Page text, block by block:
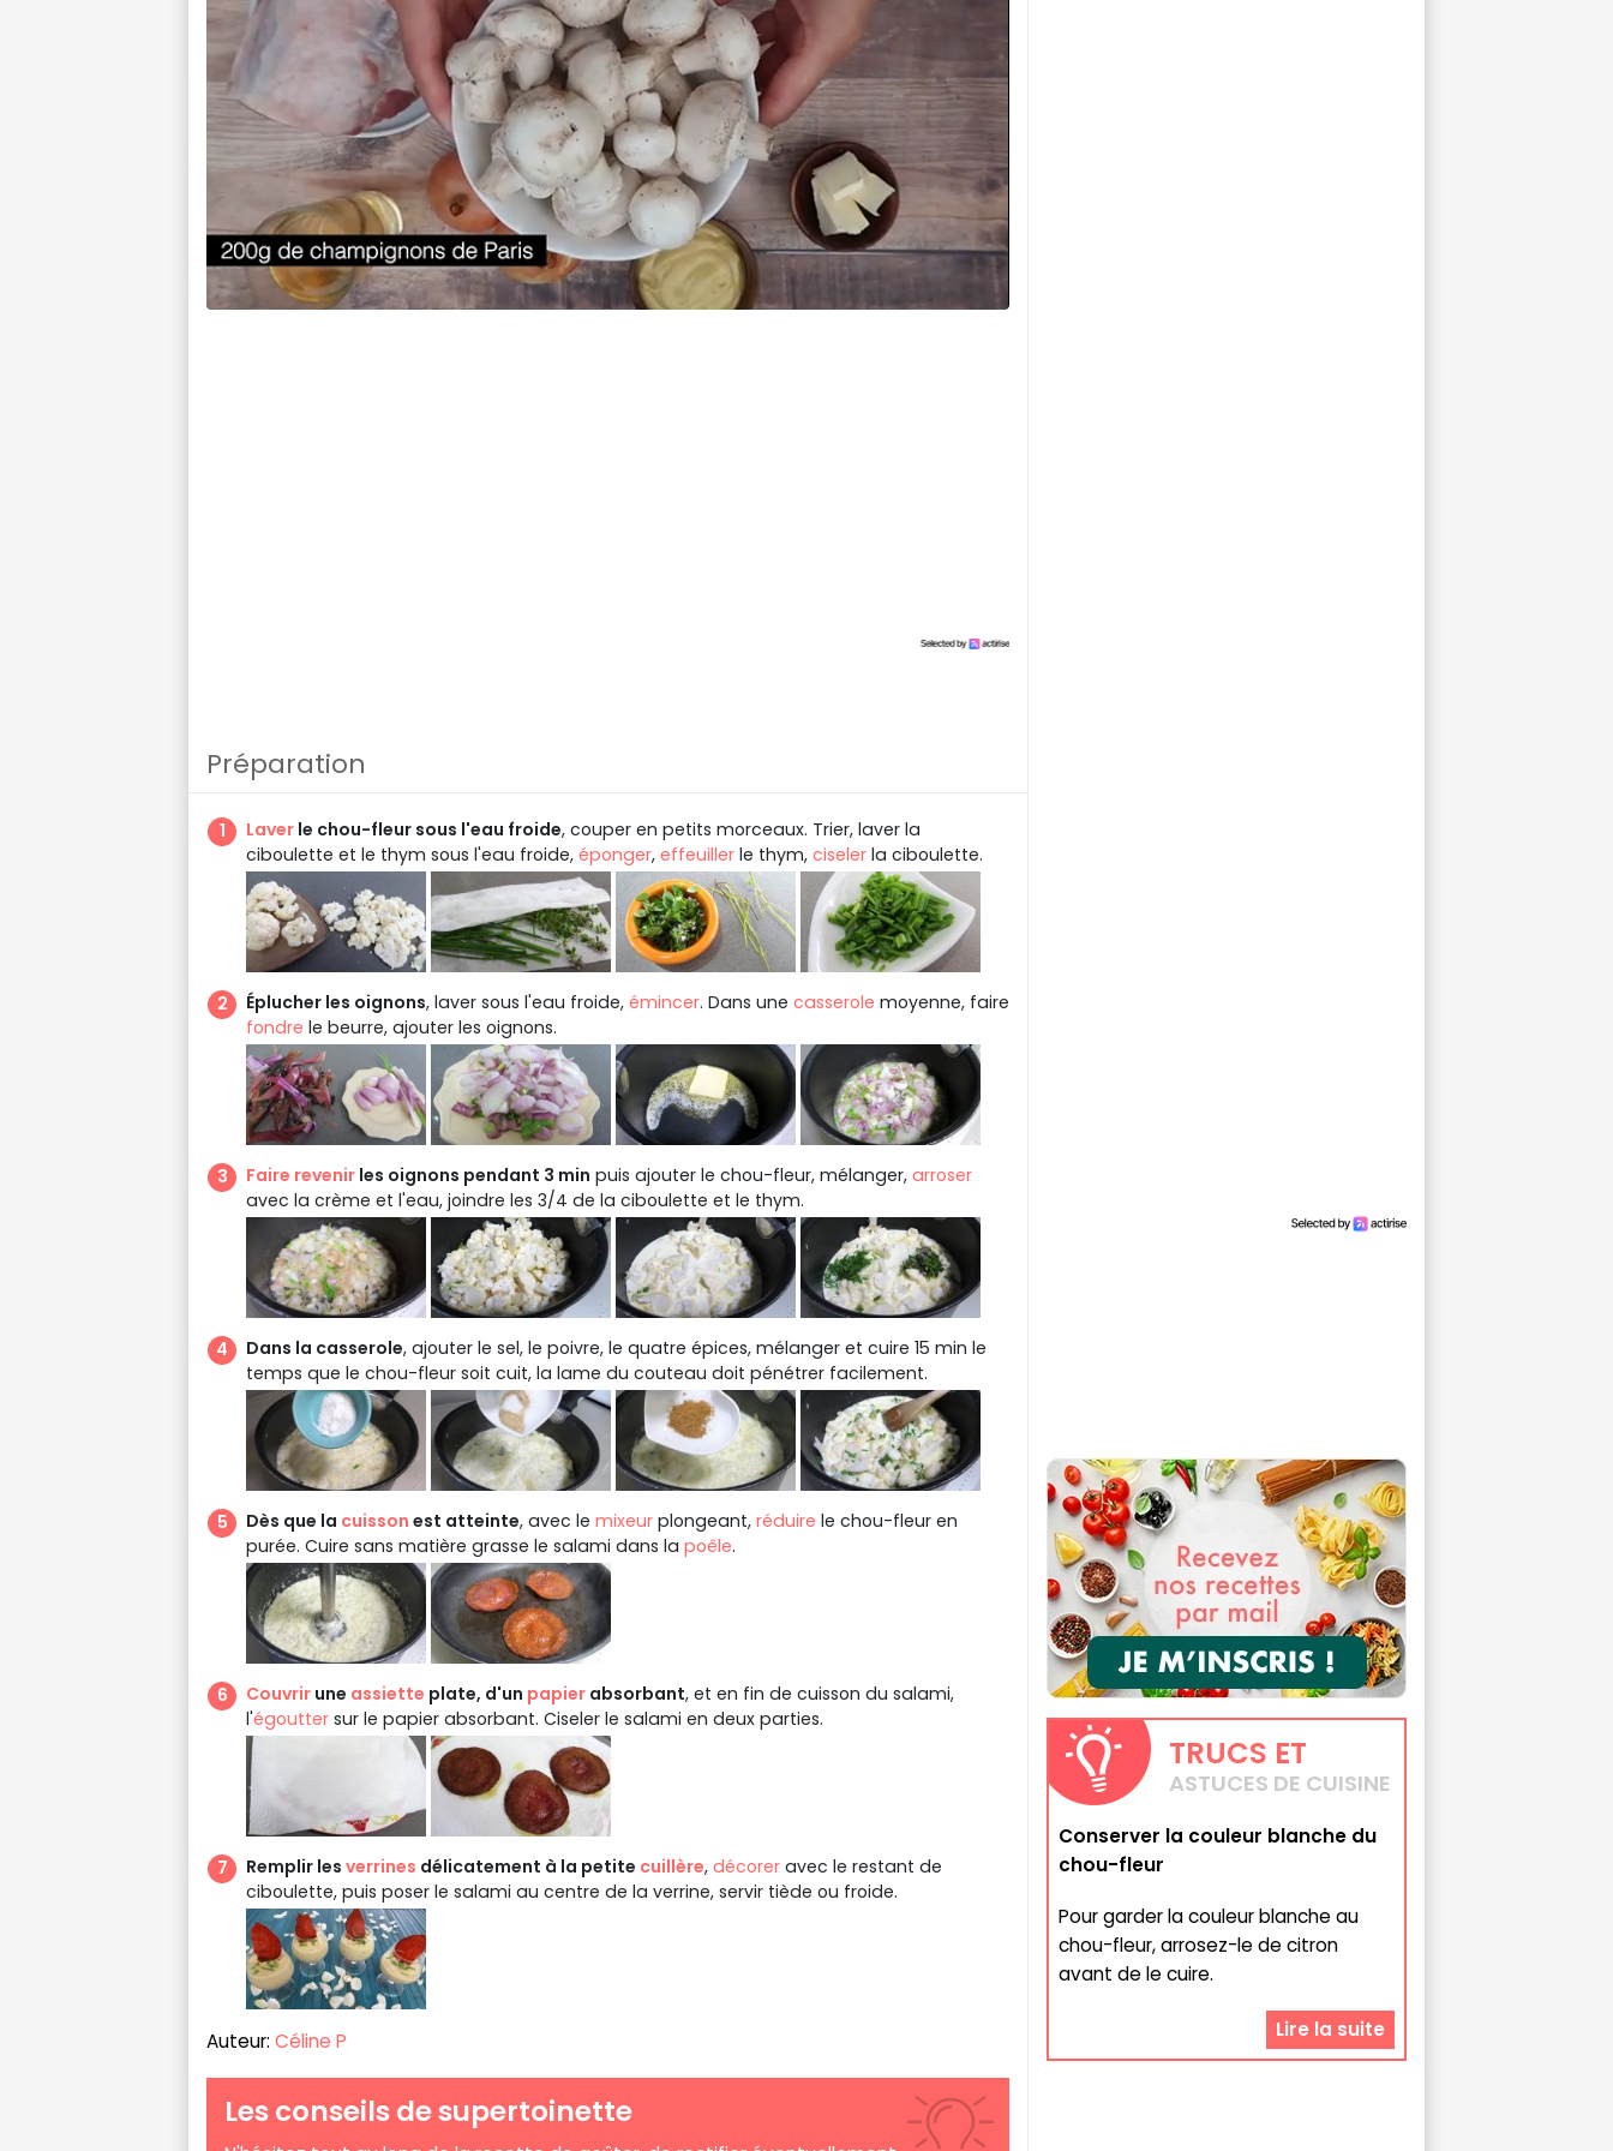
Préparation
Laver le chou-fleur sous l'eau froide, couper en petits morceaux. Trier, laver la
ciboulette et le thym sous l'eau froide, éponger, effeuiller le thym, ciseler la ciboulette.
Éplucher les oignons, laver sous l'eau froide, émincer. Dans une casserole moyenne, faire
fondre le beurre, ajouter les oignons.
Faire revenir les oignons pendant 3 min puis ajouter le chou-fleur, mélanger, arroser
avec la crème et l'eau, joindre les 3/4 de la ciboulette et le thym.
Dans la casserole, ajouter le sel, le poivre, le quatre épices, mélanger et cuire 15 min le
temps que le chou-fleur soit cuit, la lame du couteau doit pénétrer facilement.
Dès que la cuisson est atteinte, avec le mixeur plongeant, réduire le chou-fleur en
purée. Cuire sans matière grasse le salami dans la poêle.
Couvrir une assiette plate, d'un papier absorbant, et en fin de cuisson du salami,
l'égoutter sur le papier absorbant. Ciseler le salami en deux parties.
Remplir les verrines délicatement à la petite cuillère, décorer avec le restant de
ciboulette, puis poser le salami au centre de la verrine, servir tiède ou froide.
Auteur: Céline P
Les conseils de supertoinette
TRUCS ET
ASTUCES DE CUISINE
Conserver la couleur blanche du
chou-fleur
Pour garder la couleur blanche au
chou-fleur, arrosez-le de citron
avant de le cuire.
Lire la suite